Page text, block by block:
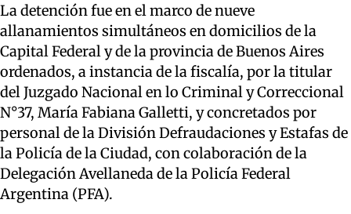
La detención fue en el marco de nueve
allanamientos simultáneos en domicilios de la
Capital Federal y de la provincia de Buenos Aires
ordenados, a instancia de la fiscalía, por la titular
del Juzgado Nacional en lo Criminal y Correccional
N°37, María Fabiana Galletti, y concretados por
personal de la División Defraudaciones y Estafas de
la Policía de la Ciudad, con colaboración de la
Delegación Avellaneda de la Policía Federal
Argentina (PFA).